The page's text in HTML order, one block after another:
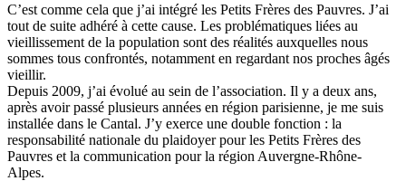
C’est comme cela que j’ai intégré les Petits Frères des Pauvres. J’ai
tout de suite adhéré à cette cause. Les problématiques liées au
vieillissement de la population sont des réalités auxquelles nous
sommes tous confrontés, notamment en regardant nos proches âgés
vieillir.
Depuis 2009, j’ai évolué au sein de l’association. Il y a deux ans,
après avoir passé plusieurs années en région parisienne, je me suis
installée dans le Cantal. J’y exerce une double fonction : la
responsabilité nationale du plaidoyer pour les Petits Frères des
Pauvres et la communication pour la région Auvergne-Rhône-
Alpes.